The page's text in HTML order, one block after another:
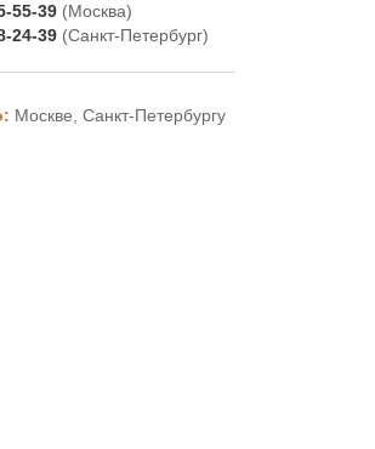
55-39 (Москва)
24-39 (Санкт-Петербург)
Москве, Санкт-Петербургу